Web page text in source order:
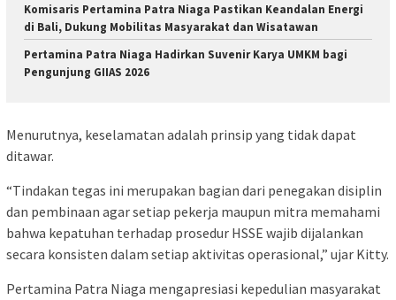
Komisaris Pertamina Patra Niaga Pastikan Keandalan Energi
di Bali, Dukung Mobilitas Masyarakat dan Wisatawan
Pertamina Patra Niaga Hadirkan Suvenir Karya UMKM bagi
Pengunjung GIIAS 2026
Menurutnya, keselamatan adalah prinsip yang tidak dapat
ditawar.
“Tindakan tegas ini merupakan bagian dari penegakan disiplin
dan pembinaan agar setiap pekerja maupun mitra memahami
bahwa kepatuhan terhadap prosedur HSSE wajib dijalankan
secara konsisten dalam setiap aktivitas operasional,” ujar Kitty.
Pertamina Patra Niaga mengapresiasi kepedulian masyarakat